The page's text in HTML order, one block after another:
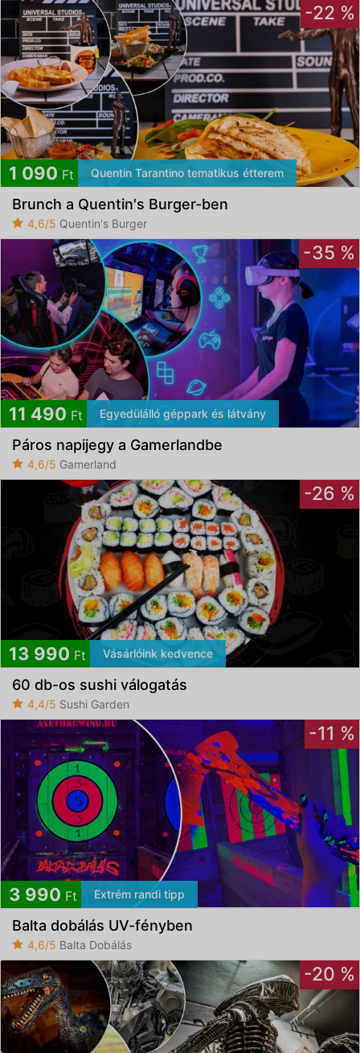
-22 %
1 090 Ft Quentin Tarantino tematikus étterem
Brunch a Quentin's Burger-ben
4,6/5 Quentin's Burger
-35 %
11 490 Ft Egyedülálló géppark és látvány
Páros napijegy a Gamerlandbe
4,6/5 Gamerland
-26 %
13 990 Ft Vásárlóink kedvence
60 db-os sushi válogatás
4,4/5 Sushi Garden
-11 %
3 990 Ft Extrém randi tipp
Balta dobálás UV-fényben
4,6/5 Balta Dobálás
-20 %